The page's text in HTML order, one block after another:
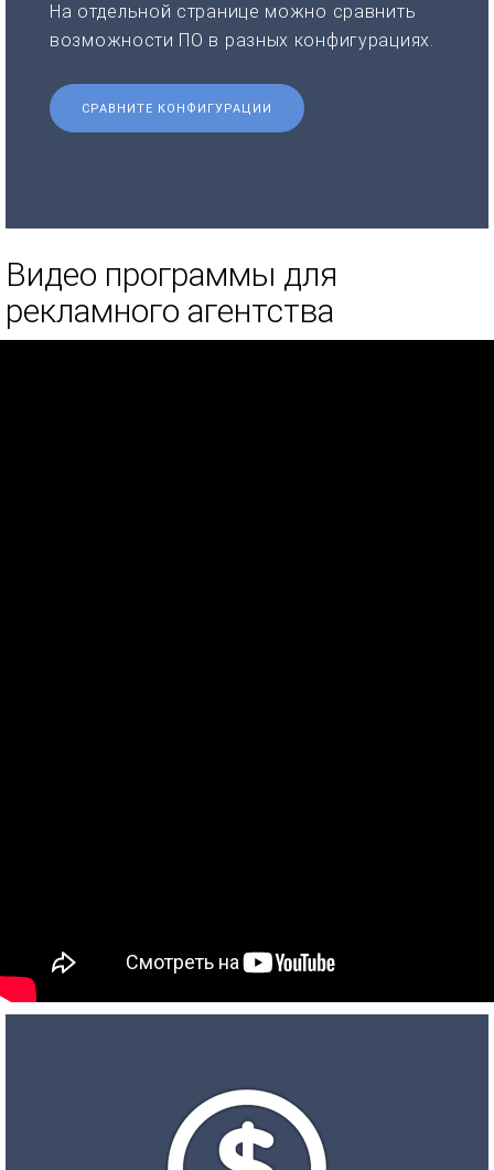
На отдельной странице можно сравнить
возможности ПО в разных конфигурациях.
СРАВНИТЕ КОНФИГУРАЦИИ
Видео программы для
рекламного агентства